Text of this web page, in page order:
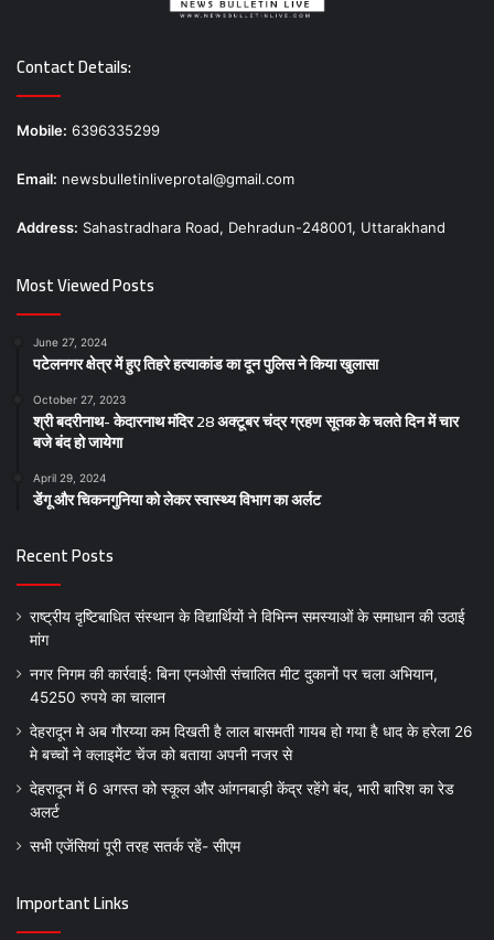
Contact Details:
Mobile: 6396335299
Email: newsbulletinliveprotal@gmail.com
Address: Sahastradhara Road, Dehradun-248001, Uttarakhand
Most Viewed Posts
June 27, 2024
पटेलनगर क्षेत्र में हुए तिहरे हत्याकांड का दून पुलिस ने किया खुलासा
October 27, 2023
श्री बदरीनाथ- केदारनाथ मंदिर 28 अक्टूबर चंद्र ग्रहण सूतक के चलते दिन में चार
बजे बंद हो जायेगा
April 29, 2024
डेंगू और चिकनगुनिया को लेकर स्वास्थ्य विभाग का अर्लट
Recent Posts
राष्ट्रीय दृष्टिबाधित संस्थान के विद्यार्थियों ने विभिन्न समस्याओं के समाधान की उठाई
मांग
नगर निगम की कार्रवाई: बिना एनओसी संचालित मीट दुकानों पर चला अभियान,
45250 रुपये का चालान
देहरादून मे अब गौरय्या कम दिखती है लाल बासमती गायब हो गया है धाद के हरेला 26
मे बच्चों ने क्लाइमेंट चेंज को बताया अपनी नजर से
देहरादून में 6 अगस्त को स्कूल और आंगनबाड़ी केंद्र रहेंगे बंद, भारी बारिश का रेड
अलर्ट
सभी एजेंसियां पूरी तरह सतर्क रहें- सीएम
Important Links